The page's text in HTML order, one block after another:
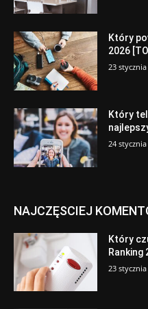
Który
2026
23
Który
24
NAJCZĘSCIEJ
Który
Ranking
23